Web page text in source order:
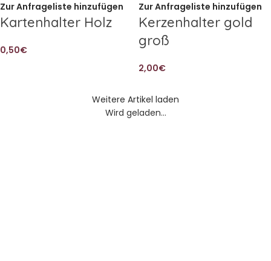
Zur Anfrageliste hinzufügen
Kartenhalter Holz
0,50€
Zur Anfrageliste hinzufügen
Kerzenhalter gold
groß
2,00€
Weitere Artikel laden
Wird geladen...